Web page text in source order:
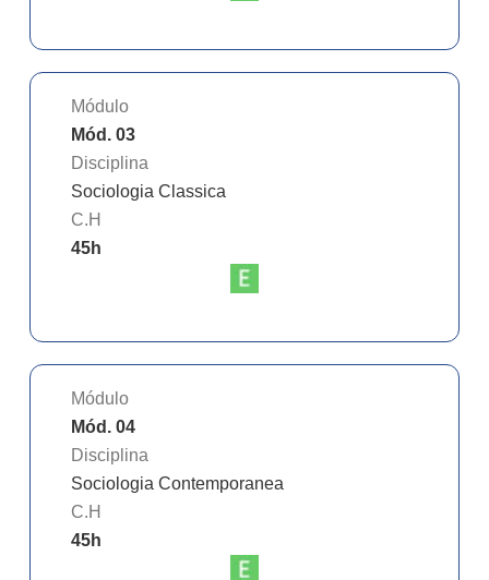
Módulo
Mód. 03
Disciplina
Sociologia Classica
C.H
45h
Módulo
Mód. 04
Disciplina
Sociologia Contemporanea
C.H
45h